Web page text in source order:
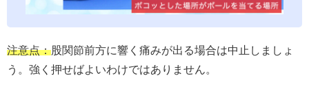
注意点：股関節前方に響く痛みが出る場合は中止しましょ
う。強く押せばよいわけではありません。